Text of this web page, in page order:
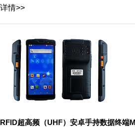
详情>>
RFID超高频（UHF）安卓手持数据终端